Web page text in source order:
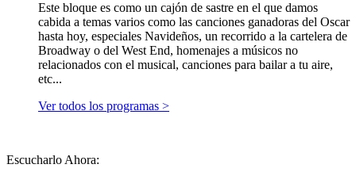
Este bloque es como un cajón de sastre en el que damos
cabida a temas varios como las canciones ganadoras del Oscar
hasta hoy, especiales Navideños, un recorrido a la cartelera de
Broadway o del West End, homenajes a músicos no
relacionados con el musical, canciones para bailar a tu aire,
etc...
Ver todos los programas >
Escucharlo Ahora: